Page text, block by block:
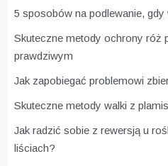
5 sposobów na podlewanie,
Skuteczne metody ochrony róż
prawdziwym
Jak zapobiegać problemowi
Skuteczne metody walki z
Jak radzić sobie z rewersją u
liściach?